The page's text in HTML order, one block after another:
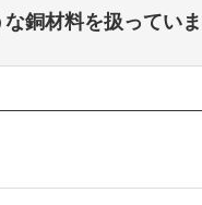
な銅材料を扱ってい